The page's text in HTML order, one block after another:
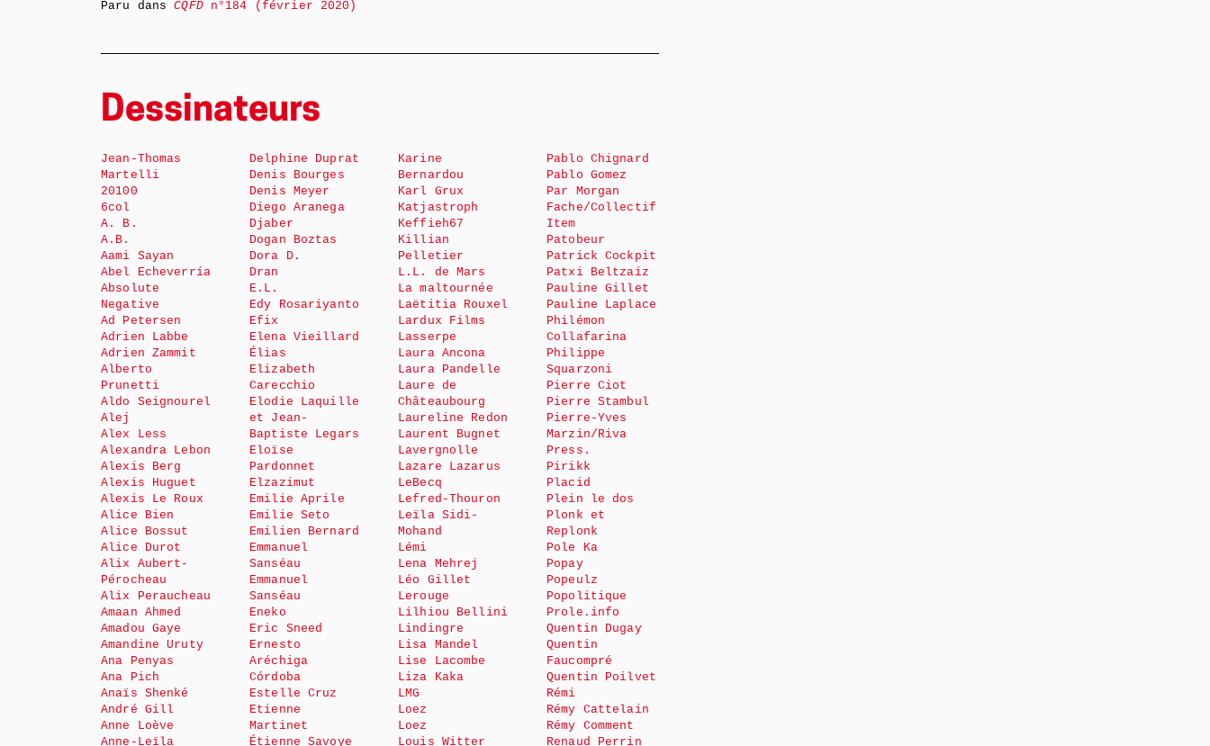
Paru dansCQFDn°184 (février 2020)
Dessinateurs
Jean-Thomas
Martelli
20100
6col
A. B.
A.B.
Aami Sayan
Abel Echeverría
Absolute
Negative
Ad Petersen
Adrien Labbe
Adrien Zammit
Alberto
Prunetti
Aldo Seignourel
Alej
Alex Less
Alexandra Lebon
Alexis Berg
Alexis Huguet
Alexis Le Roux
Alice Bien
Alice Bossut
Alice Durot
Alix Aubert-
Pérocheau
Alix Peraucheau
Amaan Ahmed
Amadou Gaye
Amandine Uruty
Ana Penyas
Ana Pich
Anaïs Shenké
André Gill
Anne Loève
Anne-Leïla
Delphine Duprat
Denis Bourges
Denis Meyer
Diego Aranega
Djaber
Dogan Boztas
Dora D.
Dran
E.L.
Edy Rosariyanto
Efix
Elena Vieillard
Élias
Elizabeth
Carecchio
Elodie Laquille
et Jean-
Baptiste Legars
Eloïse
Pardonnet
Elzazimut
Emilie Aprile
Emilie Seto
Emilien Bernard
Emmanuel
Sanséau
Emmanuel
Sanséau
Eneko
Eric Sneed
Ernesto
Aréchiga
Córdoba
Estelle Cruz
Etienne
Martinet
Étienne Savoye
Karine
Bernardou
Karl Grux
Katjastroph
Keffieh67
Killian
Pelletier
L.L. de Mars
La maltournée
Laëtitia Rouxel
Lardux Films
Lasserpe
Laura Ancona
Laura Pandelle
Laure de
Châteaubourg
Laureline Redon
Laurent Bugnet
Lavergnolle
Lazare Lazarus
LeBecq
Lefred-Thouron
Leïla Sidi-
Mohand
Lémi
Lena Mehrej
Léo Gillet
Lerouge
Lilhiou Bellini
Lindingre
Lisa Mandel
Lise Lacombe
Liza Kaka
LMG
Loez
Loez
Louis Witter
Pablo Chignard
Pablo Gomez
Par Morgan
Fache/Collectif
Item
Patobeur
Patrick Cockpit
Patxi Beltzaiz
Pauline Gillet
Pauline Laplace
Philémon
Collafarina
Philippe
Squarzoni
Pierre Ciot
Pierre Stambul
Pierre-Yves
Marzin/Riva
Press.
Pirikk
Placid
Plein le dos
Plonk et
Replonk
Pole Ka
Popay
Popeulz
Popolitique
Prole.info
Quentin Dugay
Quentin
Faucompré
Quentin Poilvet
Rémi
Rémy Cattelain
Rémy Comment
Renaud Perrin